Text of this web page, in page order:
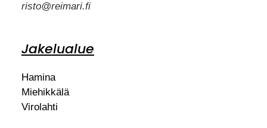
risto@reimari.fi
Jakelualue
Hamina
Miehikkälä
Virolahti